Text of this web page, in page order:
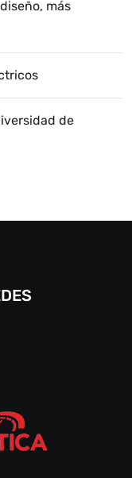
más
de